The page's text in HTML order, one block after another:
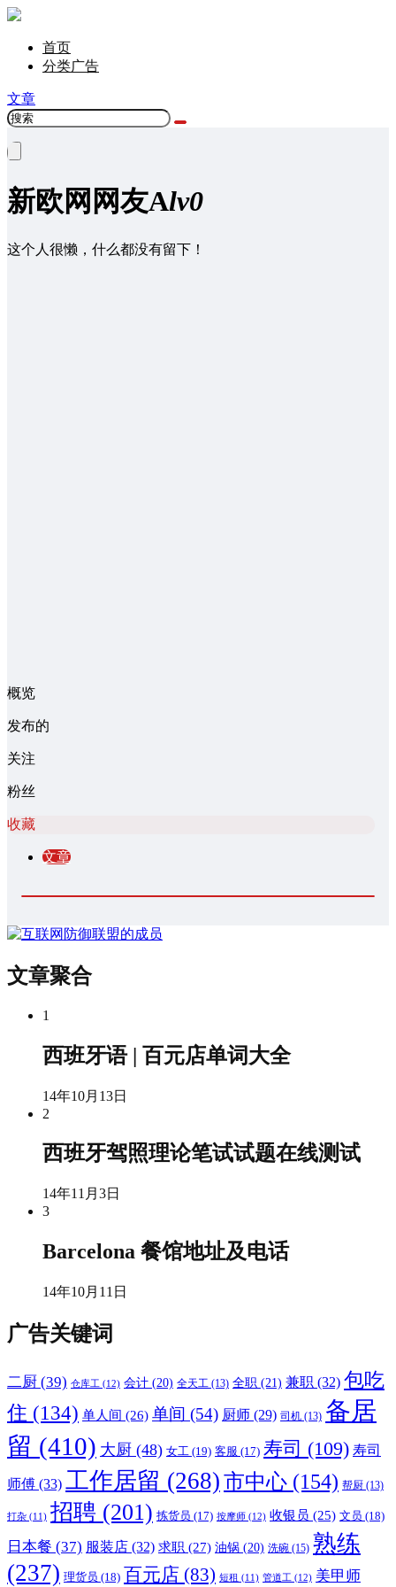
首页
分类广告
文章
新欧网网友Alv0
这个人很懒，什么都没有留下！
概览
发布的
关注
粉丝
收藏
文章
文章聚合
1
西班牙语 | 百元店单词大全
14年10月13日
2
西班牙驾照理论笔试试题在线测试
14年11月3日
3
Barcelona 餐馆地址及电话
14年10月11日
广告关键词
二厨 (39) 仓库工 (12) 会计 (20) 全天工 (13) 全职 (21) 兼职 (32) 包吃
住 (134) 单人间 (26) 单间 (54) 厨师 (29) 司机 (13) 备居
留 (410) 大厨 (48) 女工 (19) 客服 (17) 寿司 (109) 寿司
师傅 (33) 工作居留 (268)市中心 (154) 帮厨 (13)
打杂 (11) 招聘 (201) 拣货员 (17) 按摩师 (12) 收银员 (25) 文员 (18)
日本餐 (37) 服装店 (32) 求职 (27) 油锅 (20) 洗碗 (15) 熟练
(237) 理货员 (18) 百元店 (83) 短租 (11) 管道工 (12) 美甲师